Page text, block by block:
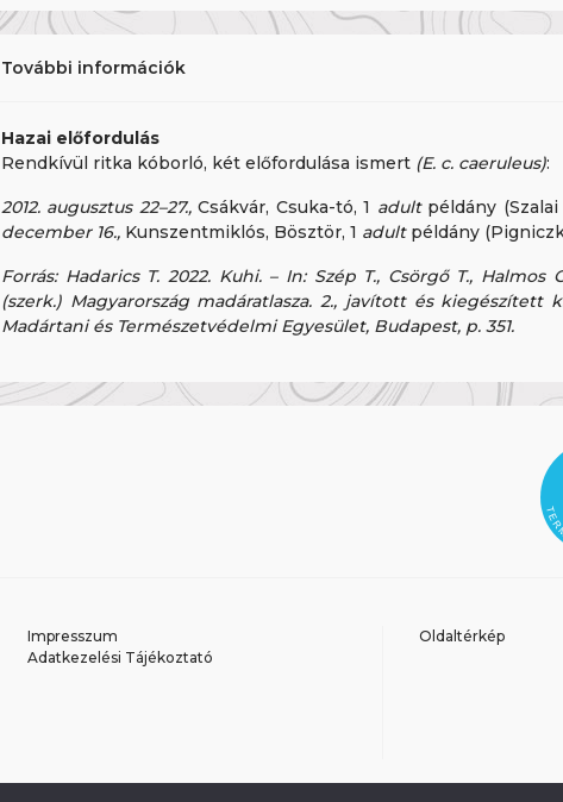
További információk
Hazai előfordulás
Rendkívül ritka kóborló, két előfordulása ismert (E. c. caeruleus):
2012. augusztus 22–27.,Csákvár, Csuka-tó, 1 adult példány (Szalai
december 16., Kunszentmiklós, Bösztör, 1 adult példány
Forrás: Hadarics T. 2022. Kuhi. – In: Szép T., Csörgő T., Halmos
(szerk.) Magyarország madáratlasza. 2., javított és kiegészített
Madártani és Természetvédelmi Egyesület, Budapest, p. 351.
Impresszum
Adatkezelési Tájékoztató
Oldaltérkép